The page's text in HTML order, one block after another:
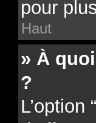
pour
Haut
» À
?